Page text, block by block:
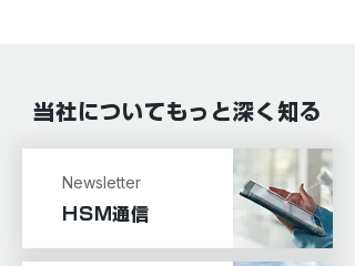
当社についてもっと深く知る
Newsletter
HSM通信